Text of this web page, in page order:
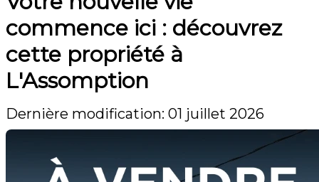
commence ici : découvrez
cette propriété à
L'Assomption
Dernière modification: 01 juillet 2026